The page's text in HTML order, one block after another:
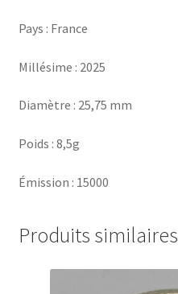
Pays : France
Millésime : 2025
Diamètre : 25,75 mm
Poids : 8,5g
Émission : 15000
Produits similaires